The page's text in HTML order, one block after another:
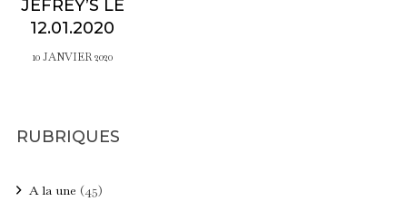
JEFREY’S LE
12.01.2020
10 JANVIER 2020
RUBRIQUES
A la une (45)